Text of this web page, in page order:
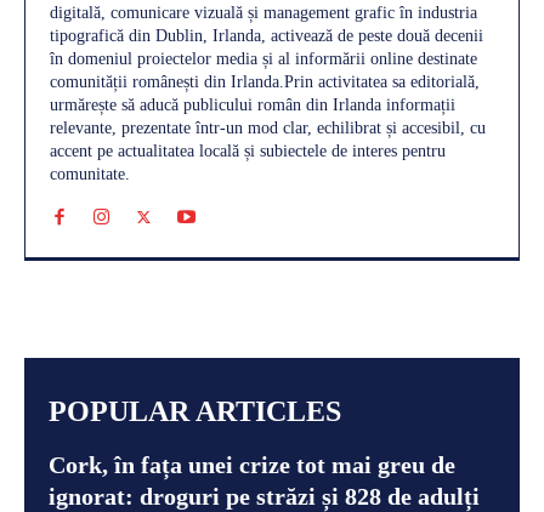
digitală, comunicare vizuală și management grafic în industria
tipografică din Dublin, Irlanda, activează de peste două decenii
în domeniul proiectelor media și al informării online destinate
comunității românești din Irlanda.Prin activitatea sa editorială,
urmărește să aducă publicului român din Irlanda informații
relevante, prezentate într-un mod clar, echilibrat și accesibil, cu
accent pe actualitatea locală și subiectele de interes pentru
comunitate.
POPULAR ARTICLES
Cork, în fața unei crize tot mai greu de
ignorat: droguri pe străzi și 828 de adulți